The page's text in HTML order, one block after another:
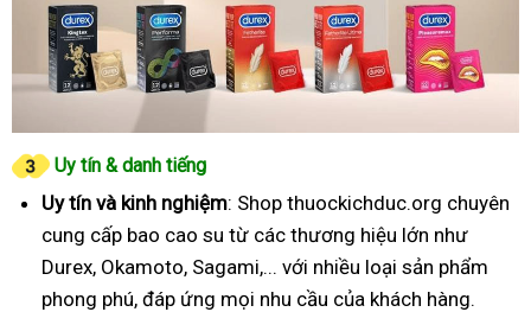
Uy tín & danh tiếng
Uy tín và kinh nghiệm: Shop thuockichduc.org chuyên
cung cấp bao cao su từ các thương hiệu lớn như
Durex, Okamoto, Sagami,... với nhiều loại sản phẩm
phong phú, đáp ứng mọi nhu cầu của khách hàng.